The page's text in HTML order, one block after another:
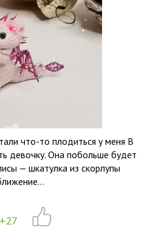
что-то плодиться у меня В
девочку. Она побольше будет
— шкатулка из скорлупы
+27